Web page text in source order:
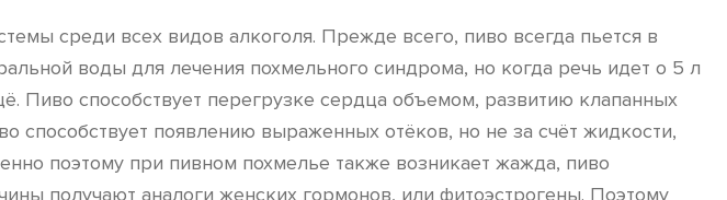
среди всех видов алкоголя. Прежде всего, пиво всегда пьется в
воды для лечения похмельного синдрома, но когда речь идет о 5 л
Пиво способствует перегрузке сердца объемом, развитию клапанных
появлению выраженных отёков, но не за счёт жидкости,
поэтому при пивном похмелье также возникает жажда, пиво
получают аналоги женских гормонов, или фитоэстрогены. Поэтому